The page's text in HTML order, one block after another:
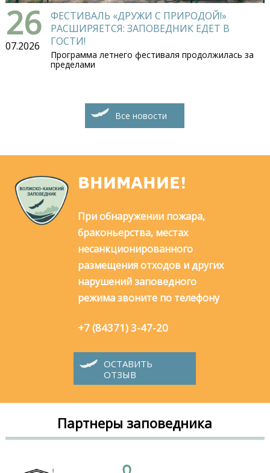
26
07.2026
ФЕСТИВАЛЬ «ДРУЖИ С ПРИРОДОЙ!»
РАСШИРЯЕТСЯ: ЗАПОВЕДНИК ЕДЕТ В
ГОСТИ!
Программа летнего фестиваля продолжилась за
пределами
Все новости
ВНИМАНИЕ!
При обнаружении пожара,
браконьерства, местах
несанкционированного
размещения отходов и других
нарушений заповедного
режима звоните по телефону
+7 (84371) 3-47-20
ОСТАВИТЬ
ОТЗЫВ
Партнеры заповедника